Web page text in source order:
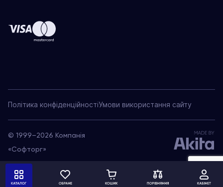
© 1999–2026 Компанія
«Софторг»
Політика конфіденційностіУмови використання сайту